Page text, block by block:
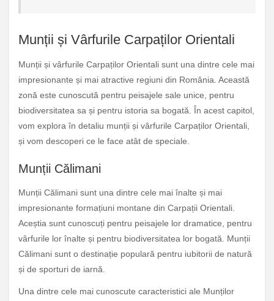
Munții și Vârfurile Carpaților Orientali
Munții și vârfurile Carpaților Orientali sunt una dintre cele mai
impresionante și mai atractive regiuni din România. Această
zonă este cunoscută pentru peisajele sale unice, pentru
biodiversitatea sa și pentru istoria sa bogată. În acest capitol,
vom explora în detaliu munții și vârfurile Carpaților Orientali,
și vom descoperi ce le face atât de speciale.
Munții Călimani
Munții Călimani sunt una dintre cele mai înalte și mai
impresionante formațiuni montane din Carpații Orientali.
Aceștia sunt cunoscuți pentru peisajele lor dramatice, pentru
vârfurile lor înalte și pentru biodiversitatea lor bogată. Munții
Călimani sunt o destinație populară pentru iubitorii de natură
și de sporturi de iarnă.
Una dintre cele mai cunoscute caracteristici ale Munților